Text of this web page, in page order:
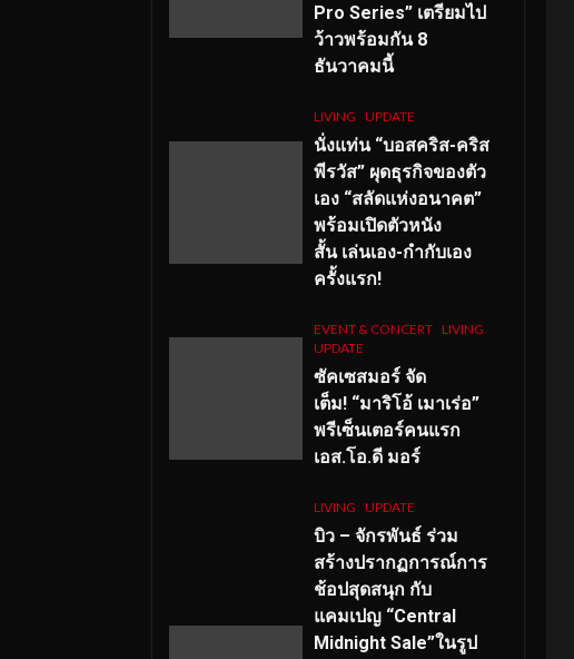
Pro Series” เตรียมไป
ว้าวพร้อมกัน 8
ธันวาคมนี้
LIVING UPDATE
นั่งแท่น “บอสคริส-คริส
พีรวัส” ผุดธุรกิจของตัว
เอง “สลัดแห่งอนาคต”
พร้อมเปิดตัวหนัง
สั้น เล่นเอง-กำกับเอง
ครั้งแรก!
EVENT & CONCERT LIVING
UPDATE
ซัคเซสมอร์ จัด
เต็ม! “มาริโอ้ เมาเร่อ”
พรีเซ็นเตอร์คนแรก
เอส.โอ.ดี มอร์
LIVING UPDATE
บิว – จักรพันธ์ ร่วม
สร้างปรากฏการณ์การ
ช้อปสุดสนุก กับ
แคมเปญ “Central
Midnight Sale”ในรูป